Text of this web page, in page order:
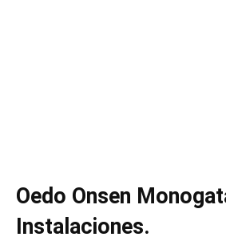
Oedo Onsen
Instalaciones.